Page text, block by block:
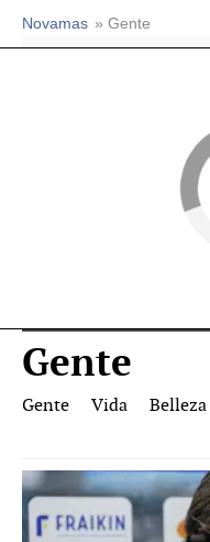
Novamas » Gente
Gente
Gente Vida Belleza